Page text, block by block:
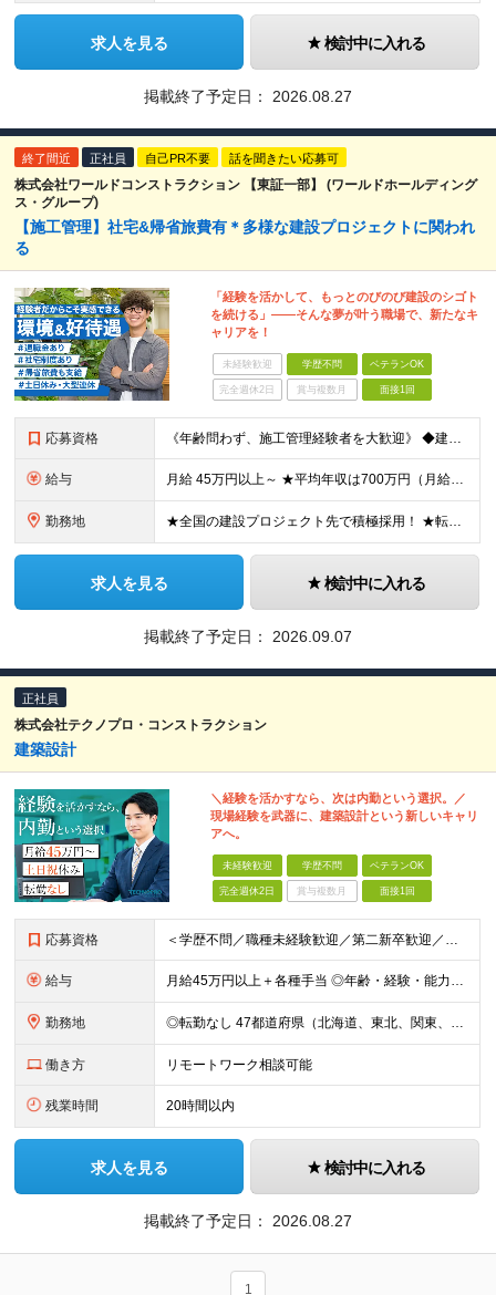
求人を見る 検討中に入れる
掲載終了予定日： 2026.08.27
終了間近 正社員 自己PR不要 話を聞きたい応募可
株式会社ワールドコンストラクション 【東証一部】 (ワールドホールディング
ス・グループ)
【施工管理】社宅&帰省旅費有＊多様な建設プロジェクトに関われ
る
「経験を活かして、もっとのびのび建設のシゴト
を続ける」――そんな夢が叶う職場で、新たなキ
ャリアを！
未経験歓迎 学歴不問 ベテランOK
完全週休2日 賞与複数月 面接1回
応募資格 《年齢問わず、施工管理経験者を大歓迎》 ◆建設業界で技術系の実務経験があればOK ★経験に応じて、月給50万円以上、平均年収700万円以上も可能です 《応募条件》 ◆建設業界で技術系職種（施工管理や
給与 月給 45万円以上～ ★平均年収は700万円（月給50万円） ◎残業手当は、全額別途支給します。 ◎年齢・経験・能力などを考慮の上、決定します。 ◎試用期間3ヶ月あり。その間の待遇に変動はありません
勤務地 ★全国の建設プロジェクト先で積極採用！ ★転居を伴う転勤なし ★配属先は希望を最大限考慮します ★I・Uターン支援・寮あり ★案件によりマイカー通勤OK ＝拠点一覧＝ ◆本社／東京都港区東新橋2丁目
求人を見る 検討中に入れる
掲載終了予定日： 2026.09.07
正社員
株式会社テクノプロ・コンストラクション
建築設計
＼経験を活かすなら、次は内勤という選択。／
現場経験を武器に、建築設計という新しいキャリ
アへ。
未経験歓迎 学歴不問 ベテランOK
完全週休2日 賞与複数月 面接1回
応募資格 ＜学歴不問／職種未経験歓迎／第二新卒歓迎／ブランクOK＞ ■建設業界での実務経験をお持ちの方 └年数・分野・職種はいっさい不問！ ◆設計職が初めての方も歓迎！ ◆施工管理など、現場経験を活かしてキ
給与 月給45万円以上＋各種手当 ◎年齢・経験・能力・適性を考慮して、支給額を決定します。 ◎残業代は1分単位で100％支給。頑張った分はきちんと収入に還元します！ ＼充実の各種手当／ ■交通費全額支給
勤務地 ◎転勤なし 47都道府県（北海道、東北、関東、北陸・甲信越、関西、東海、中国、四国、九州、沖縄）の各プロジェクト先 ◇本人の希望を伴わない転居はなく、転勤もありません。 ◇勤務地はご希望を最大限考
働き方 リモートワーク相談可能
残業時間 20時間以内
求人を見る 検討中に入れる
掲載終了予定日： 2026.08.27
1